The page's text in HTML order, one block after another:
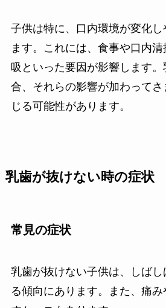
子供は特に、口内環境が変化し
ます。これには、食事や口内
吸といった要因が影響します
合、それらの影響が加わって
じる可能性があります。
乳歯が抜けない時の症状
常見の症状
乳歯が抜けない子供は、しば
る傾向にあります。また、痛